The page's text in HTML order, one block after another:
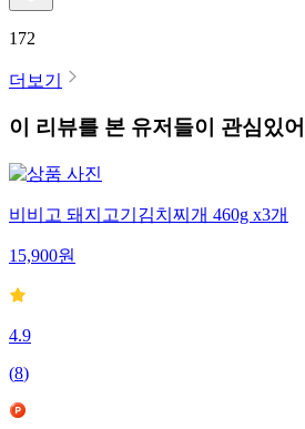
172
더보기
이 리뷰를 본 유저들이 관심있
비비고 돼지고기김치찌개 460g x3개
15,900원
4.9
(8)